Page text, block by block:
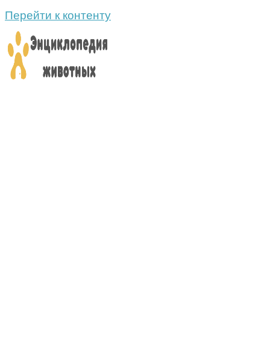
Перейти к контенту